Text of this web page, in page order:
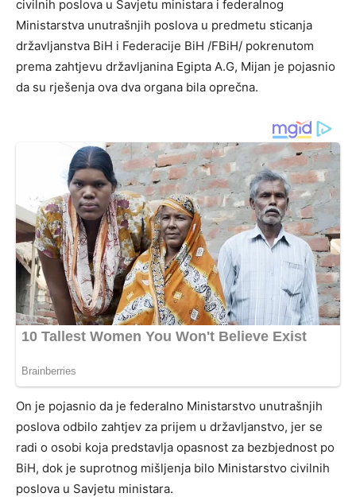
civilnih poslova u Savjetu ministara i federalnog
Ministarstva unutrašnjih poslova u predmetu sticanja
državljanstva BiH i Federacije BiH /FBiH/ pokrenutom
prema zahtjevu državljanina Egipta A.G, Mijan je pojasnio
da su rješenja ova dva organa bila oprečna.
On je pojasnio da je federalno Ministarstvo unutrašnjih
poslova odbilo zahtjev za prijem u državljanstvo, jer se
radi o osobi koja predstavlja opasnost za bezbjednost po
BiH, dok je suprotnog mišljenja bilo Ministarstvo civilnih
poslova u Savjetu ministara.